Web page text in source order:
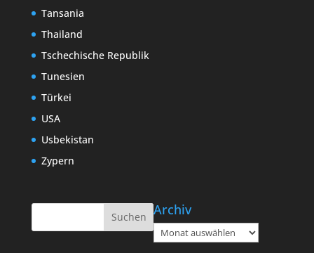
Tansania
Thailand
Tschechische Republik
Tunesien
Türkei
USA
Usbekistan
Zypern
Archiv
Archiv